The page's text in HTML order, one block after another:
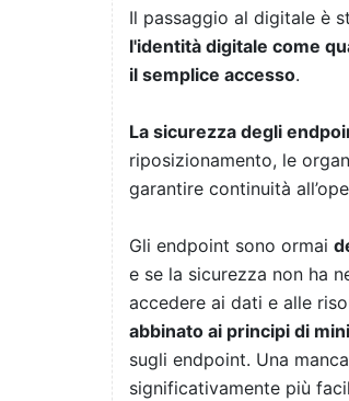
Il passaggio al digitale è
l'identità digitale come
il semplice accesso.
La sicurezza degli
riposizionamento, le
garantire continuità
Gli endpoint sono ormai
e se la sicurezza non ha
accedere ai dati e alle
abbinato ai principi di
sugli endpoint. Una
significativamente più